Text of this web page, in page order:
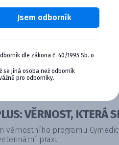
VĚRNOST, KTERÁ
věrnostního programu
praxi.
Jsem odborník
dle zákona č. 40/1995 Sb. o
se jiná osoba než odborník
pro odborníky.